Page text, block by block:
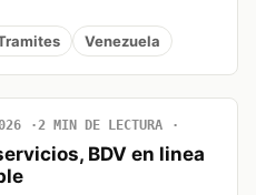
Venezuela
2 MIN DE LECTURA
BDV en linea